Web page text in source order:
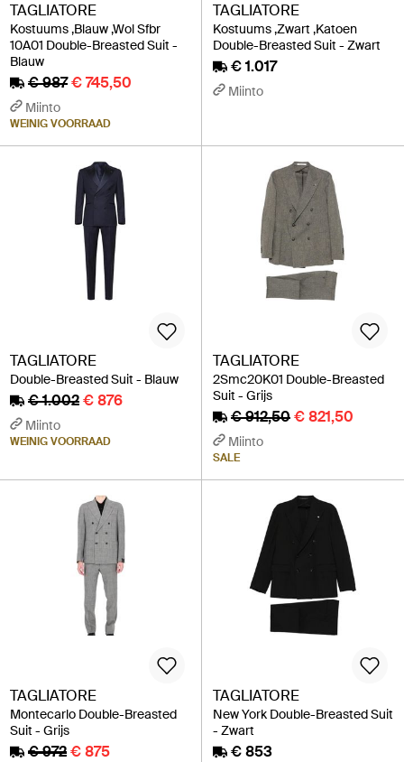
TAGLIATORE
Kostuums ,Blauw ,Wol Sfbr
10A01 Double-Breasted Suit -
Blauw
€ 987€ 745,50
Miinto
WEINIG VOORRAAD
TAGLIATORE
Kostuums ,Zwart ,Katoen
Double-Breasted Suit - Zwart
€ 1.017
Miinto
TAGLIATORE
Double-Breasted Suit - Blauw
€ 1.002€ 876
Miinto
WEINIG VOORRAAD
TAGLIATORE
2Smc20K01 Double-Breasted
Suit - Grijs
€ 912,50€ 821,50
Miinto
SALE
TAGLIATORE
Montecarlo Double-Breasted
Suit - Grijs
€ 972€ 875
TAGLIATORE
New York Double-Breasted Suit
- Zwart
€ 853